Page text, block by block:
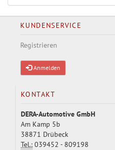
KUNDENSERVICE
Registrieren
Anmelden
KONTAKT
DERA-Automotive GmbH
Am Kamp 5b
38871 Drübeck
Tel.: 039452 - 809198